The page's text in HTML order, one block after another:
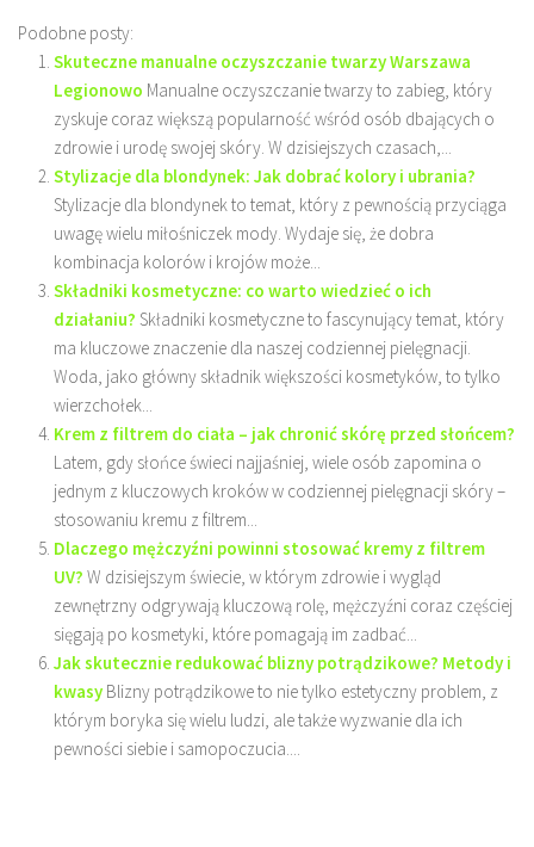
Podobne posty:
Skuteczne manualne oczyszczanie twarzy Warszawa
Legionowo Manualne oczyszczanie twarzy to zabieg, który
zyskuje coraz większą popularność wśród osób dbających o
zdrowie i urodę swojej skóry. W dzisiejszych czasach,...
Stylizacje dla blondynek: Jak dobrać kolory i ubrania?
Stylizacje dla blondynek to temat, który z pewnością przyciąga
uwagę wielu miłośniczek mody. Wydaje się, że dobra
kombinacja kolorów i krojów może...
Składniki kosmetyczne: co warto wiedzieć o ich
działaniu? Składniki kosmetyczne to fascynujący temat, który
ma kluczowe znaczenie dla naszej codziennej pielęgnacji.
Woda, jako główny składnik większości kosmetyków, to tylko
wierzchołek...
Krem z filtrem do ciała – jak chronić skórę przed słońcem?
Latem, gdy słońce świeci najjaśniej, wiele osób zapomina o
jednym z kluczowych kroków w codziennej pielęgnacji skóry –
stosowaniu kremu z filtrem...
Dlaczego mężczyźni powinni stosować kremy z filtrem
UV? W dzisiejszym świecie, w którym zdrowie i wygląd
zewnętrzny odgrywają kluczową rolę, mężczyźni coraz częściej
sięgają po kosmetyki, które pomagają im zadbać...
Jak skutecznie redukować blizny potrądzikowe? Metody i
kwasy Blizny potrądzikowe to nie tylko estetyczny problem, z
którym boryka się wielu ludzi, ale także wyzwanie dla ich
pewności siebie i samopoczucia....